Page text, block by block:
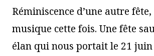
Réminiscence d’une autre
musique cette fois. Une fête
élan qui nous portait le 21 juin